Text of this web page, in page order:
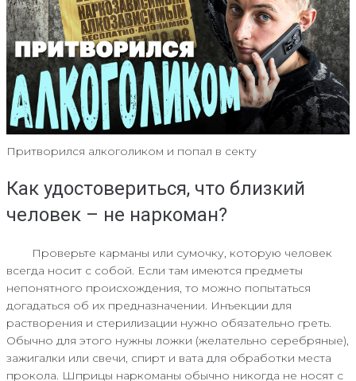
Притворился алкоголиком и попал в секту
Как удостовериться, что близкий
человек – не наркоман?
Проверьте карманы или сумочку, которую человек
всегда носит с собой. Если там имеются предметы
непонятного происхождения, то можно попытаться
догадаться об их предназначении. Инъекции для
растворения и стерилизации нужно обязательно греть.
Обычно для этого нужны ложки (желательно серебряные),
зажигалки или свечи, спирт и вата для обработки места
прокола. Шприцы наркоманы обычно никогда не носят с